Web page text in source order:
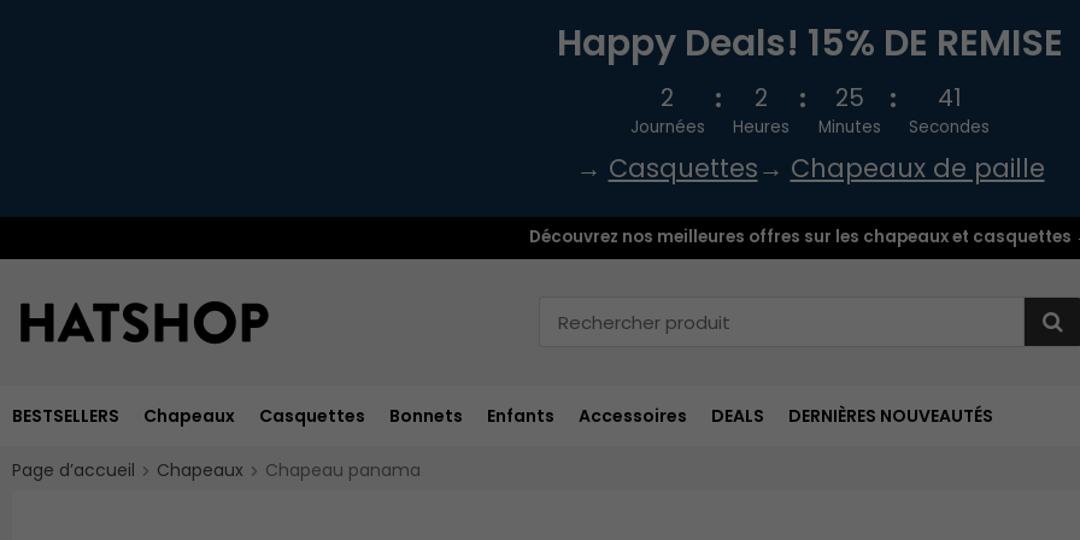
Happy Deals! 15% DE REMISE
2
Journées
2
Heures
25
Minutes
39
Secondes
→ Casquettes→ Chapeaux de paille
Découvrez nos meilleures offres sur les chapeaux et casquettes
BESTSELLERS Chapeaux Casquettes Bonnets Enfants Accessoires DEALS DERNIÈRES NOUVEAUTÉS
Page d’accueil Chapeaux Chapeau panama